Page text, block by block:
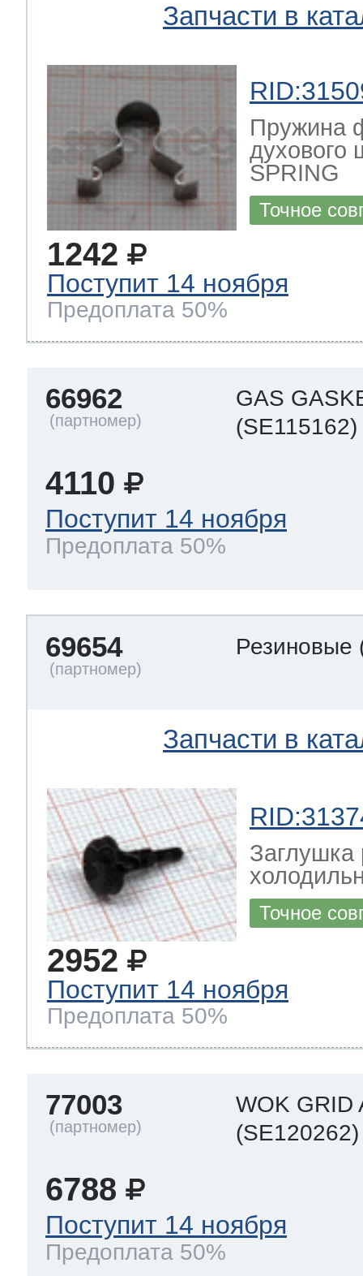
Запчасти в
Пружина
духового
SPRING
Точное
1242
Поступит 14 ноября
Предоплата 50%
66962
GAS
(SE115162)
4110
Поступит 14 ноября
Предоплата 50%
69654 Резиновые
Запчасти в
Заглушка
Точное
2952
Поступит 14 ноября
Предоплата 50%
77003
WOK GRID
(SE120262)
6788
Поступит 14 ноября
Предоплата 50%